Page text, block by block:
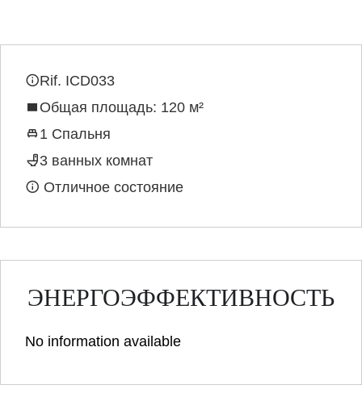
Rif. ICD033
Общая площадь: 120 м²
1 Спальня
3 ванных комнат
Отличное состояние
ЭНЕРГОЭФФЕКТИВНОСТЬ
No information available